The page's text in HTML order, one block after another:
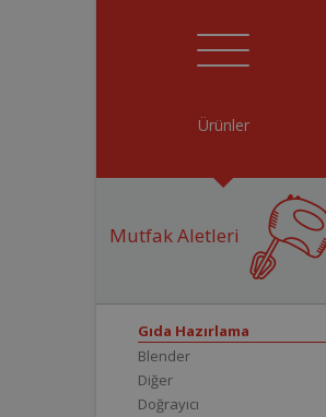
Ürünler
Mutfak Aletleri
Gıda Hazırlama
Blender
Diğer
Doğrayıcı